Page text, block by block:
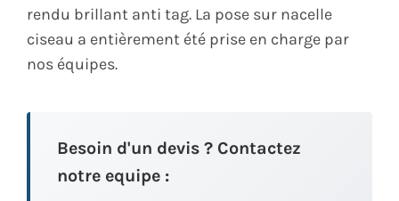
rendu brillant anti tag. La pose sur nacelle
ciseau a entièrement été prise en charge par
nos équipes.
Besoin d'un devis ? Contactez
notre equipe :